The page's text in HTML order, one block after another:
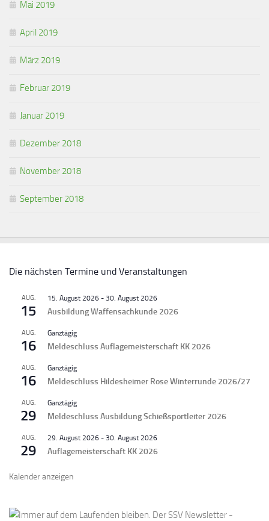
Mai 2019
April 2019
März 2019
Februar 2019
Januar 2019
Dezember 2018
November 2018
September 2018
Die nächsten Termine und Veranstaltungen
AUG.
15
15. August 2026 - 30. August 2026
Ausbildung Waffensachkunde 2026
AUG.
16
Ganztägig
Meldeschluss Auflagemeisterschaft KK 2026
AUG.
16
Ganztägig
Meldeschluss Hildesheimer Rose Winterrunde 2026/27
AUG.
29
Ganztägig
Meldeschluss Ausbildung Schießsportleiter 2026
AUG.
29
29. August 2026 - 30. August 2026
Auflagemeisterschaft KK 2026
Kalender anzeigen